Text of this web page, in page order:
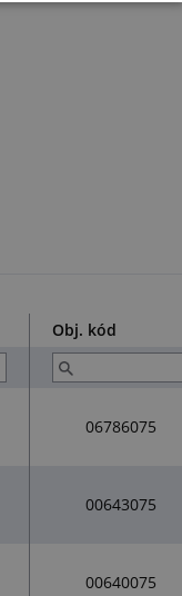
Obj. kód
06786075
00643075
00640075